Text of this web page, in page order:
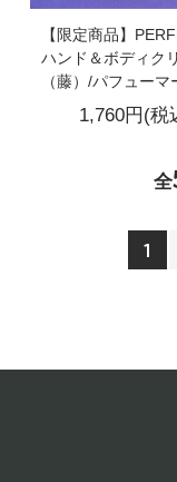
【限定商品】
ハンド＆ボディク
（藤）/パフューマ
1,760円(税
全
1